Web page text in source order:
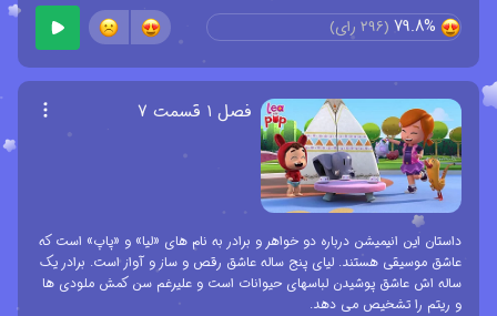
79.8%
(
296 رای)
فصل ۱ قسمت ۷
داستان این انیمیشن درباره دو خواهر و برادر به نام های «لیا» و «پاپ» است که
عاشق موسیقی هستند. لیای پنج ساله عاشق رقص و ساز و آواز است. برادر یک
ساله اش عاشق پوشیدن لباسهای حیوانات است و علیرغم سن کمش ملودی ها
و ریتم را تشخیص می دهد.